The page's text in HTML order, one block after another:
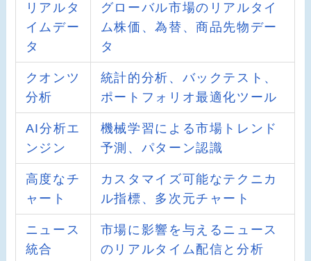
リアルタ
イムデー
タ
グローバル市場のリアルタイ
ム株価、為替、商品先物デー
タ
クオンツ
分析
統計的分析、バックテスト、
ポートフォリオ最適化ツール
AI分析エ
ンジン
機械学習による市場トレンド
予測、パターン認識
高度なチ
ャート
カスタマイズ可能なテクニカ
ル指標、多次元チャート
ニュース
統合
市場に影響を与えるニュース
のリアルタイム配信と分析